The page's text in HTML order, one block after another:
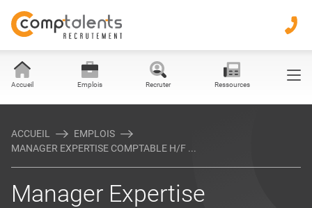
Accueil Emplois Recruter Ressources
ACCUEIL
EMPLOIS
MANAGER EXPERTISE COMPTABLE H/F ...
Manager Expertise